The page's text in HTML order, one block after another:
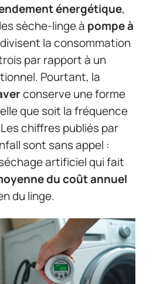
énergétique,
sèche-linge à pompe à
la consommation
par rapport à un
Pourtant, la
conserve une forme
que soit la fréquence
chiffres publiés par
sont sans appel :
artificiel qui fait
du coût annuel
du linge.